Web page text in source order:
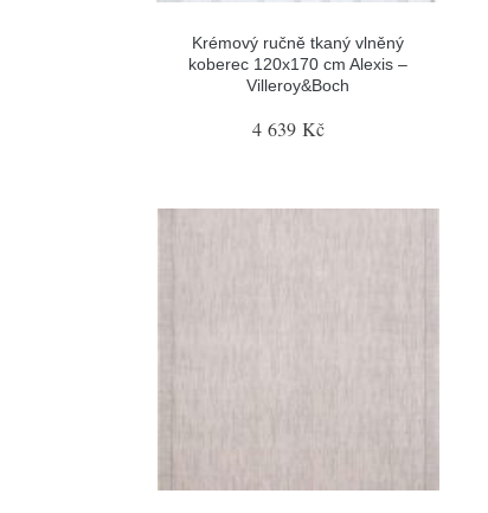
Krémový ručně tkaný vlněný
koberec 120x170 cm Alexis –
Villeroy&Boch
4 639 Kč